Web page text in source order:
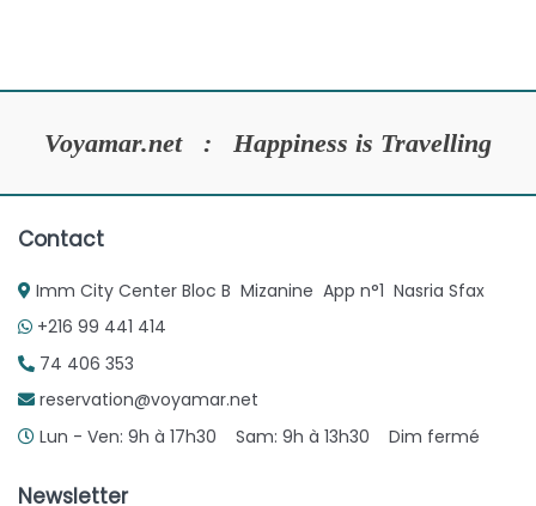
Voyamar.net : Happiness is Travelling
Contact
Imm City Center Bloc B Mizanine App n°1 Nasria Sfax
+216 99 441 414
74 406 353
reservation@voyamar.net
Lun - Ven: 9h à 17h30 Sam: 9h à 13h30 Dim fermé
Newsletter